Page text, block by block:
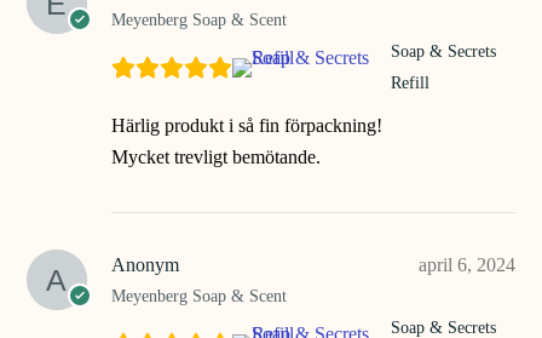
Meyenberg Soap & Scent
Soap & Secrets
Refill
Härlig produkt i så fin förpackning!
Mycket trevligt bemötande.
Anonym
Meyenberg Soap & Scent
april 6, 2024
Soap & Secrets